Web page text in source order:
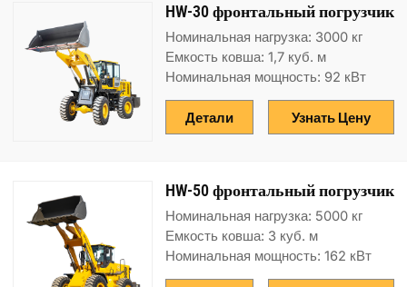
HW-30 фронтальный погрузчик
Номинальная нагрузка: 3000 кг
Емкость ковша: 1,7 куб. м
Номинальная мощность: 92 кВт
Узнать Цену
Детали
HW-50 фронтальный погрузчик
Номинальная нагрузка: 5000 кг
Емкость ковша: 3 куб. м
Номинальная мощность: 162 кВт